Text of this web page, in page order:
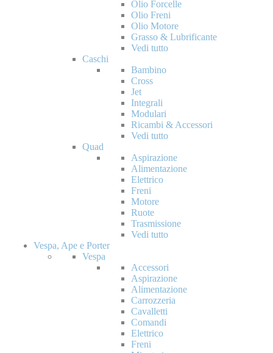
Olio Forcelle
Olio Freni
Olio Motore
Grasso & Lubrificante
Vedi tutto
Caschi
Bambino
Cross
Jet
Integrali
Modulari
Ricambi & Accessori
Vedi tutto
Quad
Aspirazione
Alimentazione
Elettrico
Freni
Motore
Ruote
Trasmissione
Vedi tutto
Vespa, Ape e Porter
Vespa
Accessori
Aspirazione
Alimentazione
Carrozzeria
Cavalletti
Comandi
Elettrico
Freni